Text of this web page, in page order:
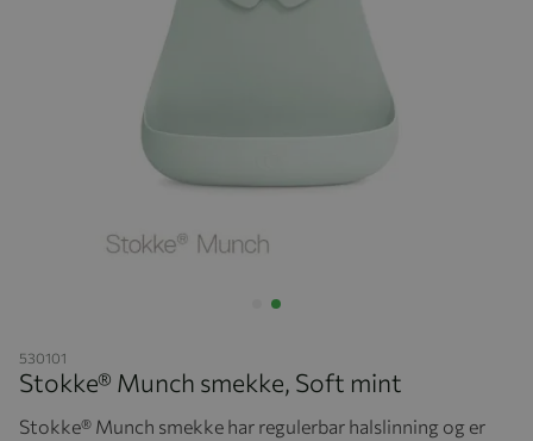
530101
Stokke® Munch smekke, Soft mint
Stokke®️ Munch smekke har regulerbar halslinning og er